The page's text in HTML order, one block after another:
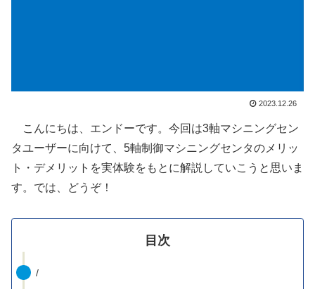
2023.12.26
こんにちは、エンドーです。今回は3軸マシニングセン
タユーザーに向けて、5軸制御マシニングセンタのメリッ
ト・デメリットを実体験をもとに解説していこうと思いま
す。では、どうぞ！
目次
/